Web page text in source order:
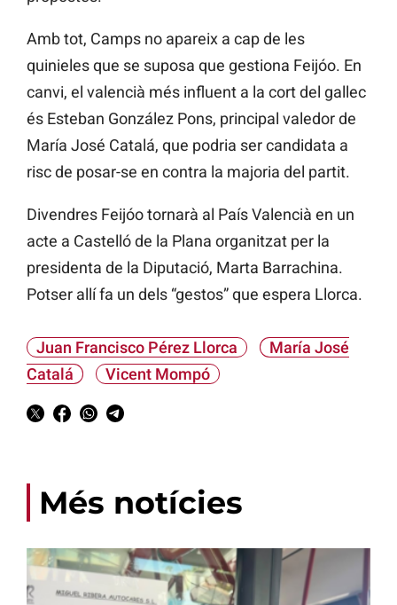
Amb tot, Camps no apareix a cap de les
quinieles que se suposa que gestiona Feijóo. En
canvi, el valencià més influent a la cort del gallec
és Esteban González Pons, principal valedor de
María José Catalá, que podria ser candidata a
risc de posar-se en contra la majoria del partit.
Divendres Feijóo tornarà al País Valencià en un
acte a Castelló de la Plana organitzat per la
presidenta de la Diputació, Marta Barrachina.
Potser allí fa un dels “gestos” que espera Llorca.
Juan Francisco Pérez Llorca
María José
Catalá
Vicent Mompó
Més notícies